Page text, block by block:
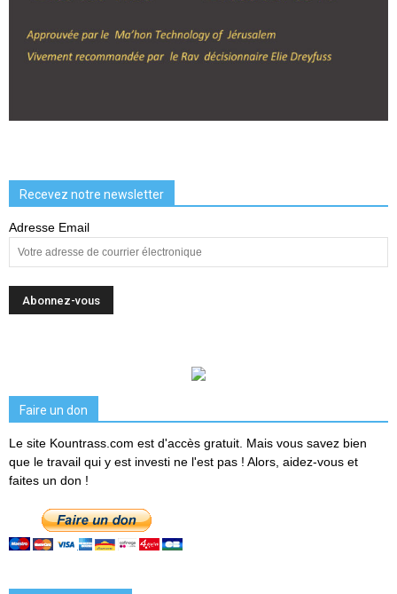
Recevez notre newsletter
Adresse Email
Faire un don
Le site Kountrass.com est d'accès gratuit. Mais vous savez bien
que le travail qui y est investi ne l'est pas ! Alors, aidez-vous et
faites un don !